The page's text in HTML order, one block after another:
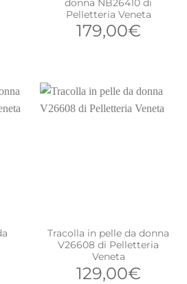
attuale
donna NB26410 di
Pelletteria Veneta
179,00€
Tracolla in pelle da donna
V26608 di Pelletteria
Veneta
129,00€